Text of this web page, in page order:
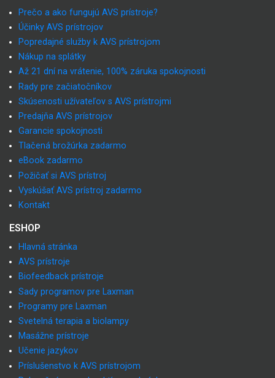
Prečo a ako fungujú AVS prístroje?
Účinky AVS prístrojov
Popredajné služby k AVS prístrojom
Nákup na splátky
Až 21 dní na vrátenie, 100% záruka spokojnosti
Rady pre začiatočníkov
Skúsenosti užívateľov s AVS prístrojmi
Predajňa AVS prístrojov
Garancie spokojnosti
Tlačená brožúrka zadarmo
eBook zadarmo
Požičať si AVS prístroj
Vyskúšať AVS prístroj zadarmo
Kontakt
ESHOP
Hlavná stránka
AVS prístroje
Biofeedback prístroje
Sady programov pre Laxman
Programy pre Laxman
Svetelná terapia a biolampy
Masážne prístroje
Učenie jazykov
Príslušenstvo k AVS prístrojom